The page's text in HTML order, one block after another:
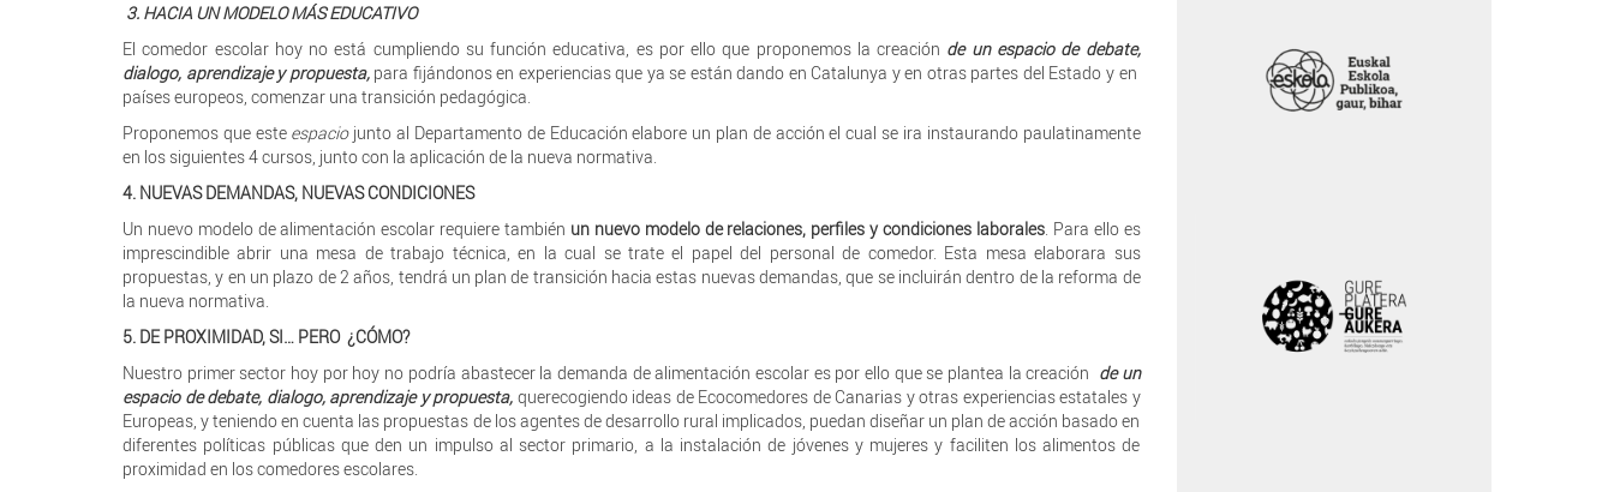
3. HACIA UN MODELO MÁS EDUCATIVO
El comedor escolar hoy no está cumpliendo su función educativa, es por ello que proponemos la creación de un espacio de debate,
dialogo, aprendizaje y propuesta,para fijándonos en experiencias que ya se están dando en Catalunya y en otras partes del Estado y en
países europeos, comenzar una transición pedagógica.
Proponemos que este espaciojunto al Departamento de Educación elabore un plan de acción el cual se ira instaurando paulatinamente
en los siguientes 4 cursos, junto con la aplicación de la nueva normativa.
4. NUEVAS DEMANDAS, NUEVAS CONDICIONES
Un nuevo modelo de alimentación escolar requiere también un nuevo modelo de relaciones, perfiles y condiciones laborales. Para ello es
imprescindible abrir una mesa de trabajo técnica, en la cual se trate el papel del personal de comedor. Esta mesa elaborara sus
propuestas, y en un plazo de 2 años, tendrá un plan de transición hacia estas nuevas demandas, que se incluirán dentro de la reforma de
la nueva normativa.
5. DE PROXIMIDAD, SI… PERO ¿CÓMO?
Nuestro primer sector hoy por hoy no podría abastecer la demanda de alimentación escolar es por ello que se plantea la creación de un
espacio de debate, dialogo, aprendizaje y propuesta, querecogiendo ideas de Ecocomedores de Canarias y otras experiencias estatales y
Europeas, y teniendo en cuenta las propuestas de los agentes de desarrollo rural implicados, puedan diseñar un plan de acción basado en
diferentes políticas públicas que den un impulso al sector primario, a la instalación de jóvenes y mujeres y faciliten los alimentos de
proximidad en los comedores escolares.